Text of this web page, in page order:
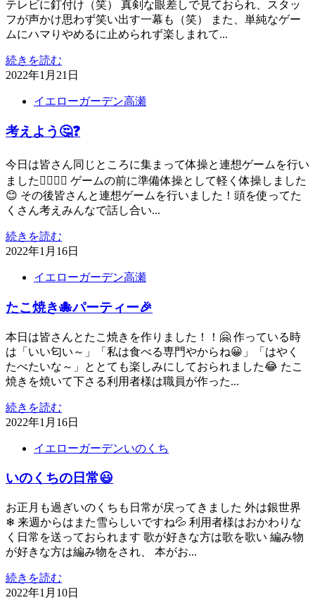
テレビに釘付け（笑） 真剣な眼差しで見ておられ、スタッ
フが声かけ思わず笑い出す一幕も（笑） また、単純なゲー
ムにハマりやめるに止められず楽しまれて...
続きを読む
2022年1月21日
イエローガーデン高瀬
考えよう🤔❓
今日は皆さん同じところに集まって体操と連想ゲームを行い
ました🙋‍♀️🙋‍♂️ ゲームの前に準備体操として軽く体操しました
😊 その後皆さんと連想ゲームを行いました！頭を使ってた
くさん考えみんなで話し合い...
続きを読む
2022年1月16日
イエローガーデン高瀬
たこ焼き🐙パーティー🎉
本日は皆さんとたこ焼きを作りました！！🤗 作っている時
は「いい匂い～」「私は食べる専門やからね😀」「はやく
たべたいな～」ととても楽しみにしておられました😂 たこ
焼きを焼いて下さる利用者様は職員が作った...
続きを読む
2022年1月16日
イエローガーデンいのくち
いのくちの日常😃
お正月も過ぎいのくちも日常が戻ってきました 外は銀世界
❄ 来週からはまた雪らしいですね💦 利用者様はおかわりな
く日常を送っておられます 歌が好きな方は歌を歌い 編み物
が好きな方は編み物をされ、 本がお...
続きを読む
2022年1月10日